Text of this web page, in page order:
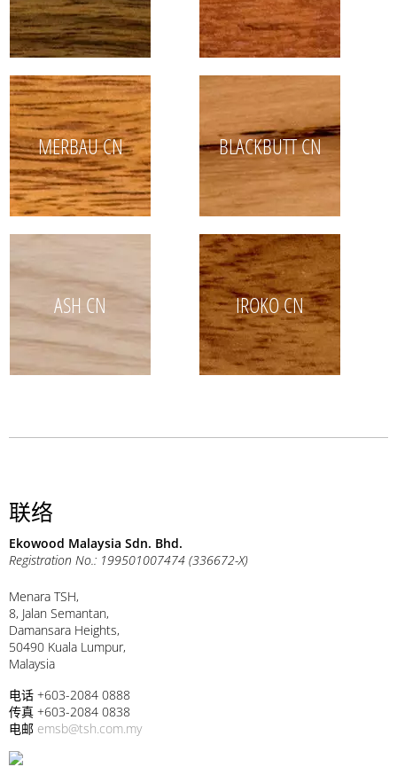
MERBAU CN BLACKBUTT CN
ASH CN IROKO CN
联络
Ekowood Malaysia Sdn. Bhd.
Registration No.: 199501007474 (336672-X)
Menara TSH,
8, Jalan Semantan,
Damansara Heights,
50490 Kuala Lumpur,
Malaysia
电话 +603-2084 0888
传真 +603-2084 0838
电邮 emsb@tsh.com.my